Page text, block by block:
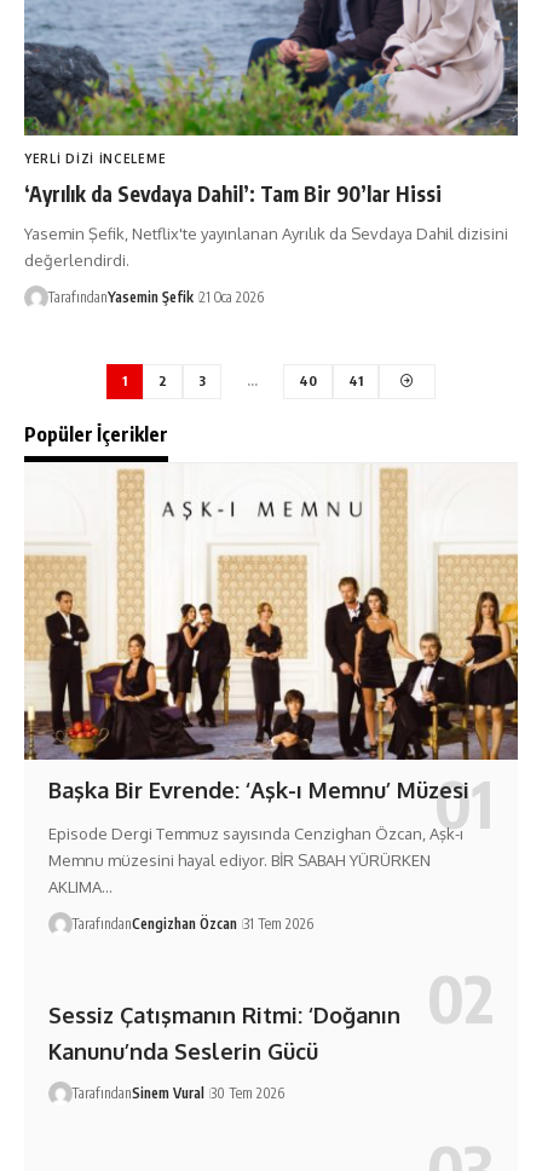
YERLI DIZI İNCELEME
‘Ayrılık da Sevdaya Dahil’: Tam Bir 90’lar Hissi
Yasemin Şefik, Netflix'te yayınlanan Ayrılık da Sevdaya Dahil dizisini
değerlendirdi.
TarafındanYasemin Şefik 21 Oca 2026
1 2 3 … 40 41
Popüler İçerikler
Başka Bir Evrende: ‘Aşk-ı Memnu’ Müzesi
Episode Dergi Temmuz sayısında Cenzighan Özcan, Aşk-ı
Memnu müzesini hayal ediyor. BİR SABAH YÜRÜRKEN
AKLIMA…
TarafındanCengizhan Özcan 31 Tem 2026
Sessiz Çatışmanın Ritmi: ‘Doğanın
Kanunu’nda Seslerin Gücü
TarafındanSinem Vural 30 Tem 2026